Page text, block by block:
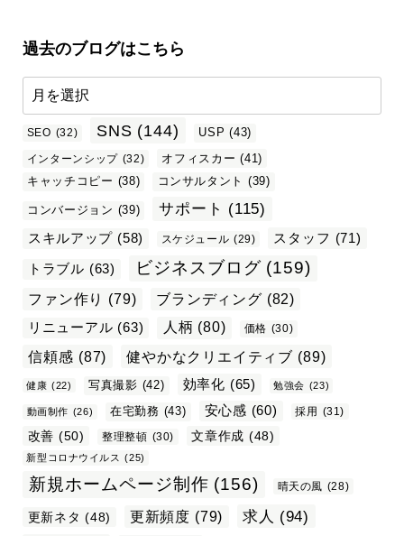
過去のブログはこちら
SEO (32) SNS (144) USP (43)
インターンシップ (32) オフィスカー (41)
キャッチコピー (38) コンサルタント (39)
コンバージョン (39) サポート (115)
スキルアップ (58) スケジュール (29) スタッフ (71)
トラブル (63) ビジネスブログ (159)
ファン作り (79) ブランディング (82)
リニューアル (63) 人柄 (80) 価格 (30)
信頼感 (87) 健やかなクリエイティブ (89)
健康 (22) 写真撮影 (42) 効率化 (65) 勉強会 (23)
動画制作 (26) 在宅勤務 (43) 安心感 (60) 採用 (31)
改善 (50) 整理整頓 (30) 文章作成 (48)
新型コロナウイルス (25)
新規ホームページ制作 (156) 晴天の風 (28)
更新ネタ (48) 更新頻度 (79) 求人 (94)